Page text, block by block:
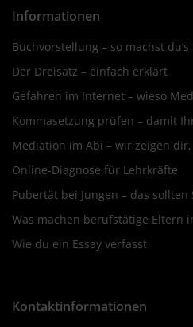
Informationen
Buchvorstellung – so machst
Der Dreisatz – einfach erklärt
Gefahren im Internet – wieso
Kommasetzung prüfen – damit
Mediation im Abi – wir zeigen dir,
Online-Diagnose für Lehrkräfte
Pubertät bei Jungen – das sollten
Was machen berufstätige Eltern
Wie du ein Essay verfasst
Kontaktinformationen